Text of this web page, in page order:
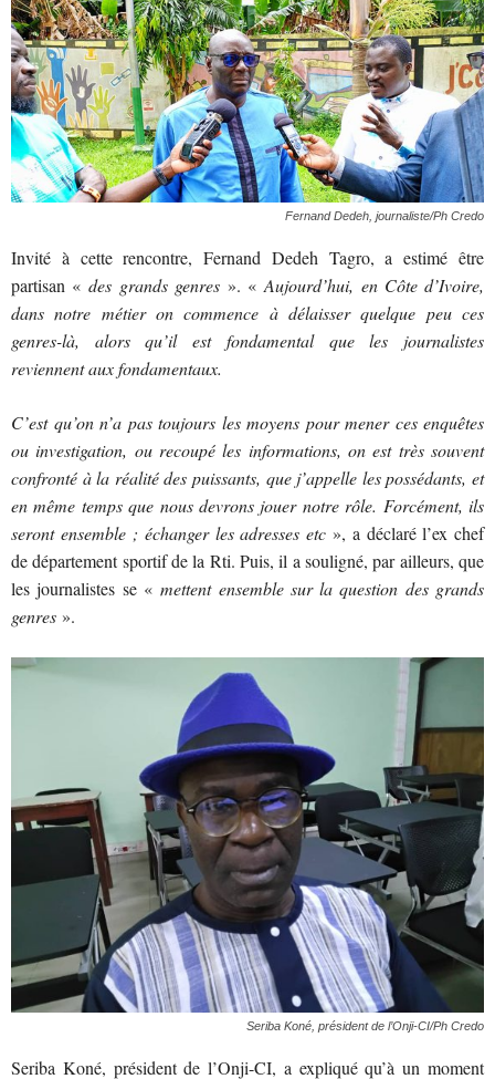
Fernand Dedeh, journaliste/Ph Credo
Invité à cette rencontre, Fernand Dedeh Tagro, a estimé être
partisan «des grands genres». «Aujourd’hui, en Côte d’Ivoire,
dans notre métier on commence à délaisser quelque peu ces
genres-là, alors qu’il est fondamental que les journalistes
reviennent aux fondamentaux.
C’est qu’on n’a pas toujours les moyens pour mener ces enquêtes
ou investigation, ou recoupé les informations, on est très souvent
confronté à la réalité des puissants, que j’appelle les possédants, et
en même temps que nous devrons jouer notre rôle. Forcément, ils
seront ensemble ; échanger les adresses etc», a déclaré l’ex chef
de département sportif de la Rti. Puis, il a souligné, par ailleurs, que
les journalistes se «mettent ensemble sur la question des grands
genres ».
Seriba Koné, président de l’Onji-CI/Ph Credo
Seriba Koné, président de l’Onji-CI, a expliqué qu’à un moment